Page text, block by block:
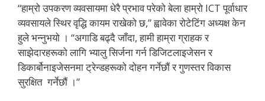
“हाम्रो उपकरण व्यवसायमा धेरै प्रभाव परेको बेला हाम्रो ICT पूर्वाधार
व्यवसायले स्थिर वृद्धि कायम राखेको छ,” ह्वावेका रोटेटिंग अध्यक्ष केन
हुले भन्नुभयो । “अगाडि बढ्दै जाँदा, हामी हाम्रा ग्राहक र
साझेदारहरूको लागि भ्यालु सिर्जना गर्न डिजिटलाइजेसन र
डिकार्बोनाइजेसनमा ट्रेन्डहरूको दोहन गर्नेछौं र गुणस्तर विकास
सुरक्षित गर्नेछौं ।”